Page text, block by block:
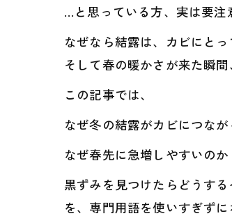
…と思っている方、実は要
なぜなら結露は、カビにとっ
そして春の暖かさが来た瞬
この記事では、
なぜ冬の結露がカビにつな
なぜ春先に急増しやすいのか
黒ずみを見つけたらどうす
を、専門用語を使いすぎず